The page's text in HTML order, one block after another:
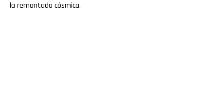
la remontada cósmica.